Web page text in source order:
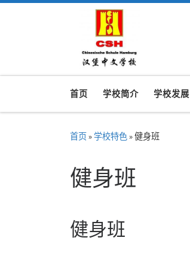
首页 学校简介 学校发展
首页»学校特色»健身班
健身班
健身班